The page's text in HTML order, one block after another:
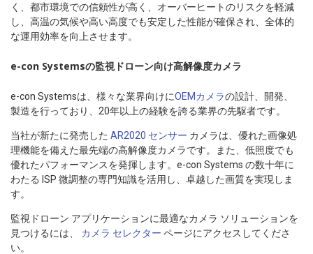
く、都市環境での信頼性が高く、オーバーヒートのリスクを軽減
し、高温の気候や高い高度でも安定した性能が確保され、全体的
な運用効率を向上させます。
e-con Systemsの監視ドローン向け高解像度カメラ
e-con Systemsは、様々な業界向けにOEMカメラの設計、開発、
製造を行っており、20年以上の経験を誇る業界の先駆者です。
当社が新たに発売した AR2020 センサー カメラは、優れた画像処
理機能を備えた最先端の高解像度カメラです。また、低照度でも
優れたパフォーマンスを発揮します。e-con Systems の数十年に
わたる ISP 微調整の専門知識を活用し、卓越した画質を実現しま
す。
監視ドローン アプリケーションに最適なカメラ ソリューションを
見つけるには、 カメラ セレクター ページにアクセスしてくださ
い。